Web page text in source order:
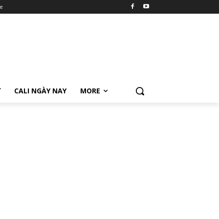
CALI NGÀY NAY MORE